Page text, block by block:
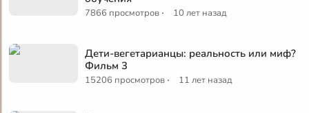
7866 просмотров · 10 лет назад
Дети-вегетарианцы: реальность или миф?
Фильм 3
15206 просмотров · 11 лет назад